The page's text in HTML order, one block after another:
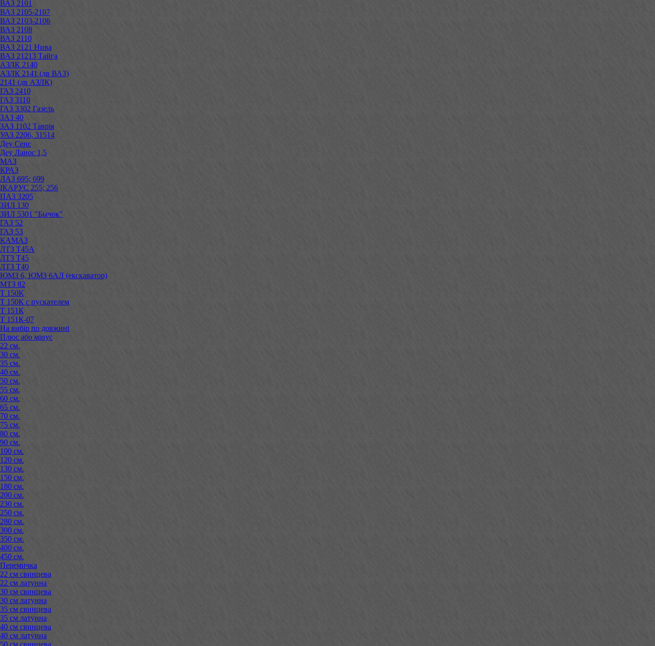
ВАЗ 2101
ВАЗ 2105-2107
ВАЗ 2103-2106
ВАЗ 2108
ВАЗ 2110
ВАЗ 2121 Нива
ВАЗ 21213 Тайга
АЗЛК 2140
АЗЛК 2141 (дв ВАЗ)
2141 (дв АЗЛК)
ГАЗ 2410
ГАЗ 3110
ГАЗ 3302 Газель
ЗАЗ 40
ЗАЗ 1102 Таврія
УАЗ 2206, 31514
Деу Сенс
Деу Ланос 1,5
МАЗ
КРАЗ
ЛАЗ 695; 699
ІКАРУС 255; 256
ПАЗ 3205
ЗИЛ 130
ЗИЛ 5301 "Бычок"
ГАЗ 52
ГАЗ 53
КАМАЗ
ЛТЗ Т45А
ЛТЗ Т45
ЛТЗ Т40
ЮМЗ 6, ЮМЗ 6АЛ (екскаватор)
МТЗ 82
Т 150К
Т 150К с пускателем
Т 151К
Т 151К-07
На вибір по довжині
Плюс або мінус
22 см.
30 см.
35 см.
40 см.
50 см.
55 см.
60 см.
65 см.
70 см.
75 см.
80 см.
90 см.
100 см.
120 см.
130 см.
150 см.
180 см.
200 см.
230 см.
250 см.
280 см.
300 см.
350 см.
400 см.
450 см.
Перемичка
22 см свинцева
22 см латунна
30 см свинцева
30 см латунна
35 см свинцева
35 см латунна
40 см свинцева
40 см латунна